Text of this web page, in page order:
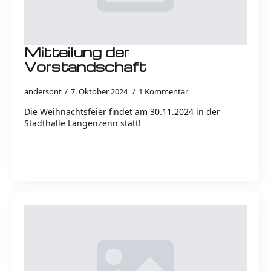
Mitteilung der
Vorstandschaft
andersont 7. Oktober 2024 1 Kommentar
Die Weihnachtsfeier findet am 30.11.2024 in der
Stadthalle Langenzenn statt!